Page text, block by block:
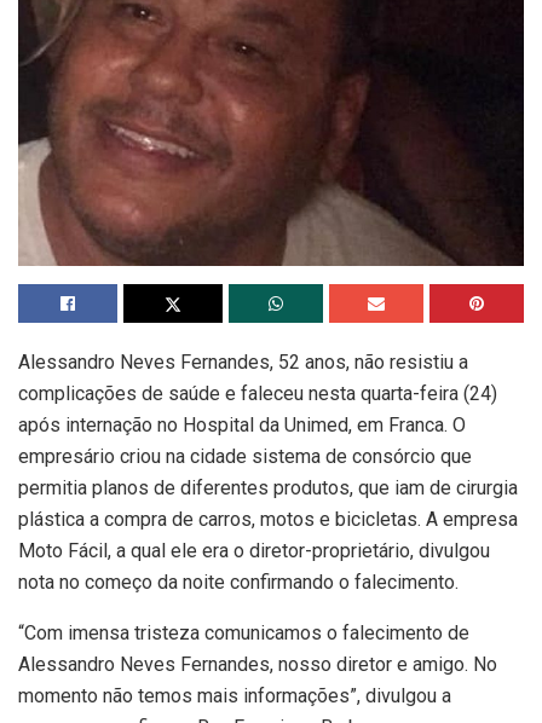
Alessandro Neves Fernandes, 52 anos, não resistiu a
complicações de saúde e faleceu nesta quarta-feira (24)
após internação no Hospital da Unimed, em Franca. O
empresário criou na cidade sistema de consórcio que
permitia planos de diferentes produtos, que iam de cirurgia
plástica a compra de carros, motos e bicicletas. A empresa
Moto Fácil, a qual ele era o diretor-proprietário, divulgou
nota no começo da noite confirmando o falecimento.
“Com imensa tristeza comunicamos o falecimento de
Alessandro Neves Fernandes, nosso diretor e amigo. No
momento não temos mais informações”, divulgou a